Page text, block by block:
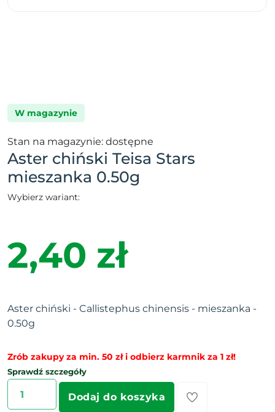
W magazynie
Stan na magazynie: dostępne
Aster chiński Teisa Stars
mieszanka 0.50g
Wybierz wariant:
2,40 zł
Aster chiński - Callistephus chinensis - mieszanka -
0.50g
Zrób zakupy za min. 50 zł i odbierz karmnik za 1 zł!
Sprawdź szczegóły
Dodaj do koszyka